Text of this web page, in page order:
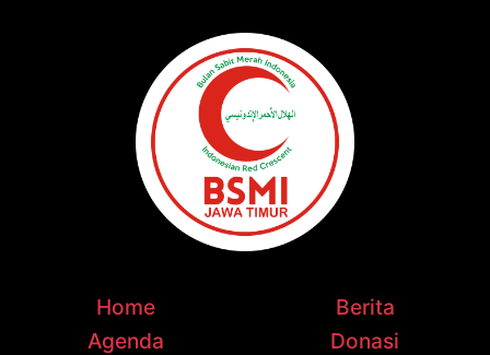
Home
Berita
Agenda
Donasi